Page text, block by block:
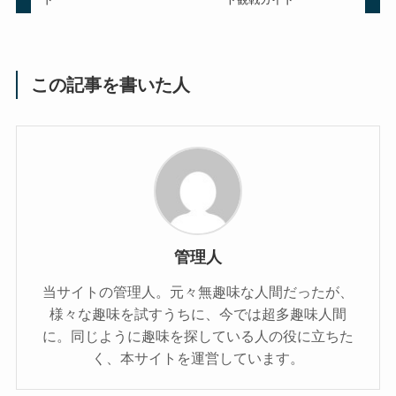
この記事を書いた人
管理人
当サイトの管理人。元々無趣味な人間だったが、
様々な趣味を試すうちに、今では超多趣味人間
に。同じように趣味を探している人の役に立ちた
く、本サイトを運営しています。